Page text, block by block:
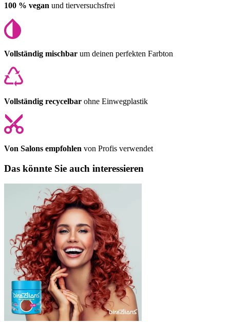
100 % vegan und tierversuchsfrei
Vollständig mischbar um deinen perfekten Farbton
Vollständig recycelbar ohne Einwegplastik
Von Salons empfohlen von Profis verwendet
Das könnte Sie auch interessieren